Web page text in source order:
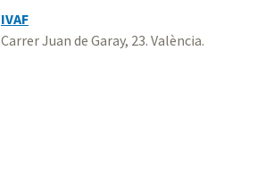
IVAF
Carrer Juan de Garay, 23. València.